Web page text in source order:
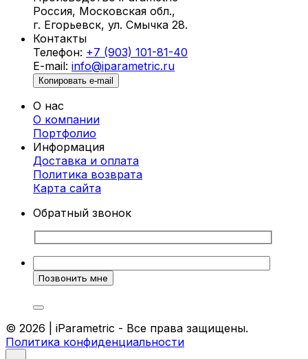
Что такое параметрические стены и
панно?
Параметрические стены и панно в
Краснозаводске создаются с использованием
инновационных методов параметрического
моделирования. Это позволяет разрабатывать
сложные геометрические формы, которые
преобразуют пространство и придают ему
уникальный стиль. Каждое изделие
проектируется индивидуально, чтобы
соответствовать вашему вкусу и
особенностям интерьера.
Преимущества параметрических стен и
панно
Индивидуальный подход.Каждое панно
разрабатывается с учетом ваших
предпочтений и потребностей.
узоры и формы создают визуальную
динамику и добавляют пространству
характер.
Россия, Московская обл.,
г. Егорьевск, ул. Смычка 28.
Контакты
Телефон: +7 (903) 101-81-40
E-mail: info@iparametric.ru
Копировать e-mail
О нас
О компании
Портфолио
Информация
Доставка и оплата
Политика возврата
Карта cайта
Обратный звонок
© 2026 | iParametric - Все права защищены.
Политика конфиденциальности